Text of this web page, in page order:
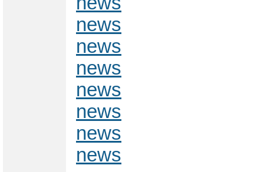
news
news
news
news
news
news
news